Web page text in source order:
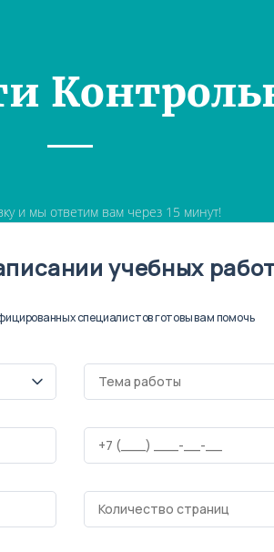
и мы ответим вам через 15 минут!
учебных
специалистов готовы вам помочь